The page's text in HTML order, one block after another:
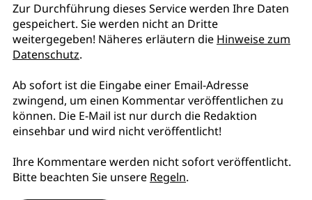
Zur Durchführung dieses Service werden Ihre Daten
gespeichert. Sie werden nicht an Dritte
weitergegeben! Näheres erläutern die Hinweise zum
Datenschutz.
Ab sofort ist die Eingabe einer Email-Adresse
zwingend, um einen Kommentar veröffentlichen zu
können. Die E-Mail ist nur durch die Redaktion
einsehbar und wird nicht veröffentlicht!
Ihre Kommentare werden nicht sofort veröffentlicht.
Bitte beachten Sie unsere Regeln.